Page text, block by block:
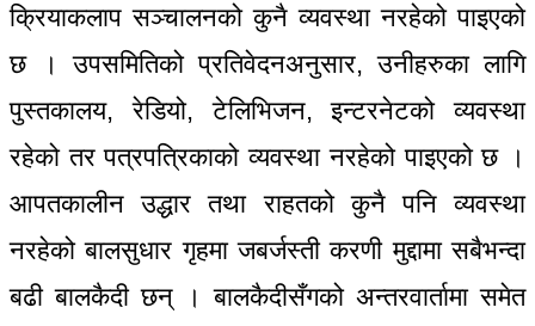
क्रियाकलाप सञ्चालनको कुनै व्यवस्था नरहेको पाइएको
छ । उपसमितिको प्रतिवेदनअनुसार, उनीहरुका लागि
पुस्तकालय, रेडियो, टेलिभिजन, इन्टरनेटको व्यवस्था
रहेको तर पत्रपत्रिकाको व्यवस्था नरहेको पाइएको छ ।
आपतकालीन उद्धार तथा राहतको कुनै पनि व्यवस्था
नरहेको बालसुधार गृहमा जबर्जस्ती करणी मुद्दामा सबैभन्दा
बढी बालकैदी छन् । बालकैदीसँगको अन्तरवार्तामा समेत